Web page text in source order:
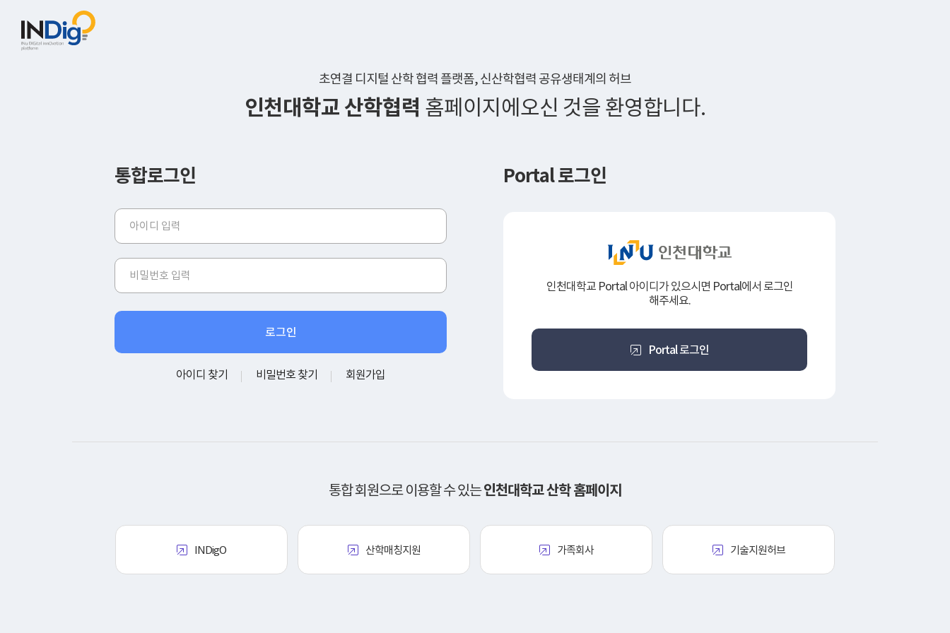
초연결 디지털 산학 협력 플랫폼,신산학협력 공유생태계의 허브
인천대학교 산학협력 홈페이지에 오신 것을 환영합니다.
통합로그인
아
디
비
번
아이디 찾기 비밀번호 찾기 회원가입
Portal 로그인
인천대학교 Portal 아이디가 있으시면 Portal에서 로그인
해주세요.
Portal 로그인
통합 회원으로 이용할 수 있는인천대학교 산학 홈페이지
INDigO 산학매칭지원 가족회사 기술지원허브